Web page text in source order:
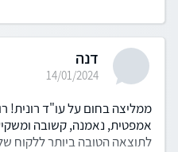
דנה
14/01/2024
ממליצה בחום על עו"ד רונית!
אמפטית, נאמנה, קשובה
לתוצאה הטובה ביותר ללקוח